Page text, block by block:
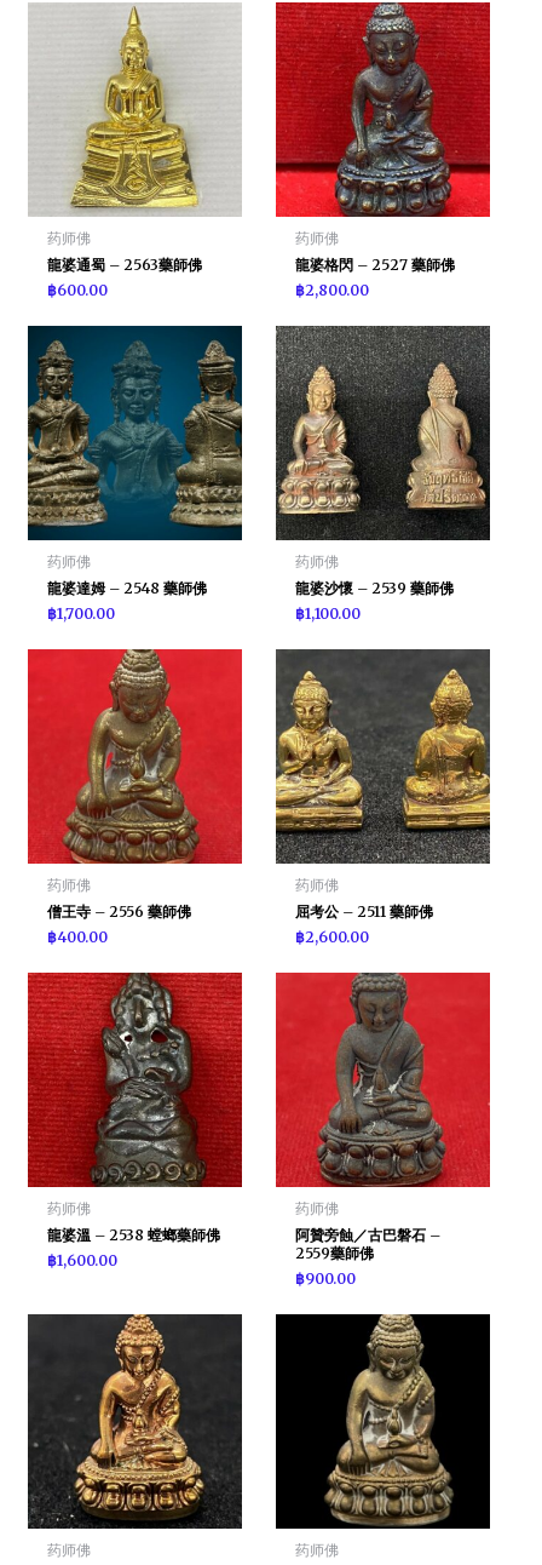
药师佛
龍婆通蜀 – 2563藥師佛
฿600.00
药师佛
龍婆格閃 – 2527 藥師佛
฿2,800.00
药师佛
龍婆達姆 – 2548 藥師佛
฿1,700.00
药师佛
龍婆沙懷 – 2539 藥師佛
฿1,100.00
药师佛
僧王寺 – 2556 藥師佛
฿400.00
药师佛
屈考公 – 2511 藥師佛
฿2,600.00
药师佛
龍婆溫 – 2538 螳螂藥師佛
฿1,600.00
药师佛
阿贊旁蝕／古巴磐石 –
2559藥師佛
฿900.00
药师佛 药师佛